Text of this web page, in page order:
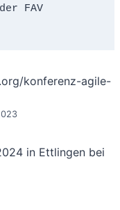
FAV
konferenz-agile-
in Ettlingen bei